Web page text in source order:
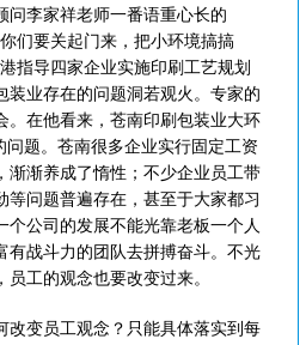
问李家祥老师一番语重心长的
们要关起门来，把小环境搞搞
指导四家企业实施印刷工艺规划
装业存在的问题洞若观火。专家的
。在他看来，苍南印刷包装业大环
问题。苍南很多企业实行固定工资
渐渐养成了惰性；不少企业员工带
等问题普遍存在，甚至于大家都习
个公司的发展不能光靠老板一个人
有战斗力的团队去拼搏奋斗。不光
工的观念也要改变过来。
改变员工观念？只能具体落实到每